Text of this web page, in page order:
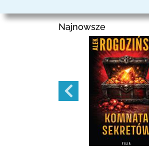
Najnowsze